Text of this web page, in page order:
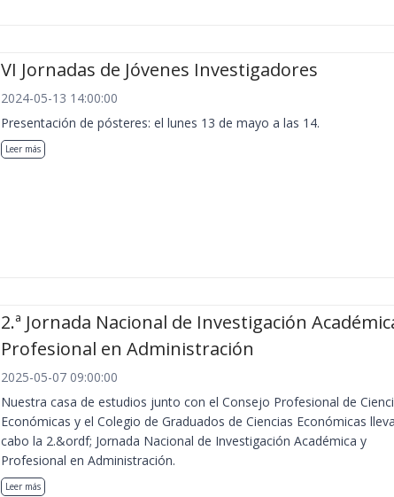
VI Jornadas de Jóvenes Investigadores
2024-05-13 14:00:00
Presentación de pósteres: el lunes 13 de mayo a las 14.
Leer más
2.ª Jornada Nacional de Investigación
Profesional en Administración
2025-05-07 09:00:00
Nuestra casa de estudios junto con el Consejo Profesional de
Económicas y el Colegio de Graduados de Ciencias Económicas
cabo la 2.&ordf; Jornada Nacional de Investigación Académica y
Profesional en Administración.
Leer más